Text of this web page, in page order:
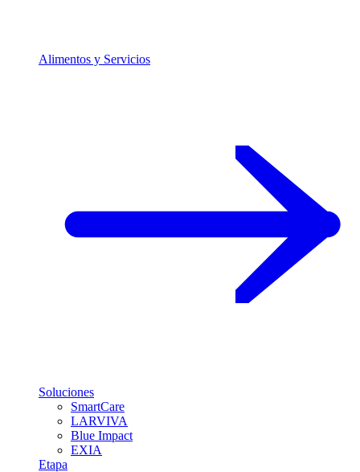
Alimentos y Servicios
Soluciones
SmartCare
LARVIVA
Blue Impact
EXIA
Etapa